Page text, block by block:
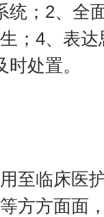
统；2、全
；4、表
处置。
至临床医
方方面面